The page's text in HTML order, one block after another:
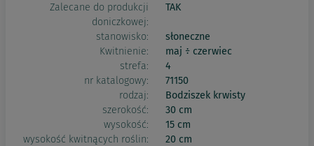
Zalecane do produkcji
doniczkowej:
TAK
stanowisko:
słoneczne
Kwitnienie:
maj ÷ czerwiec
strefa:
4
nr katalogowy:
71150
rodzaj:
Bodziszek krwisty
szerokość:
30 cm
wysokość:
15 cm
wysokość kwitnących roślin:
20 cm